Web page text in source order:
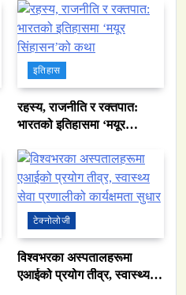
इतिहास
रहस्य, राजनीति र रक्तपात:
भारतको इतिहासमा ‘मयूर
टेक्नोलोजी
विश्वभरका अस्पतालहरूमा
एआईको प्रयोग तीव्र, स्वास्थ्य